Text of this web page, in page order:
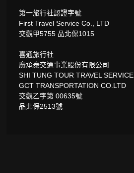
第一旅行社認證字號
First Travel Service Co., LTD
交觀甲5755 品北保1015
喜通旅行社
廣承泰交通事業股份有限公司
SHI TUNG TOUR TRAVEL SERVICE
GCT TRANSPORTATION CO.LTD
交觀乙字第 00635號
品北保2513號